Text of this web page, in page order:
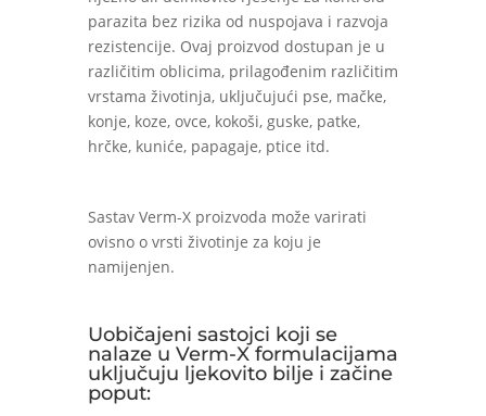
parazita bez rizika od nuspojava i razvoja
rezistencije. Ovaj proizvod dostupan je u
različitim oblicima, prilagođenim različitim
vrstama životinja, uključujući pse, mačke,
konje, koze, ovce, kokoši, guske, patke,
hrčke, kuniće, papagaje, ptice itd.
Sastav Verm-X proizvoda može varirati
ovisno o vrsti životinje za koju je
namijenjen.
Uobičajeni sastojci koji se
nalaze u Verm-X formulacijama
uključuju ljekovito bilje i začine
poput: